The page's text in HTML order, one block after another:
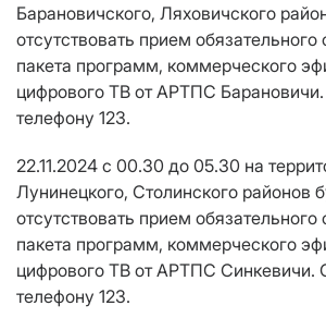
Барановичского, Ляховичского
отсутствовать прием
пакета программ, коммерческого
цифрового ТВ от АРТПС
телефону 123.
22.11.2024 с 00.30 до 05.30 на
Лунинецкого, Столинского районов
отсутствовать прием
пакета программ, коммерческого
цифрового ТВ от АРТПС Синкевичи.
телефону 123.